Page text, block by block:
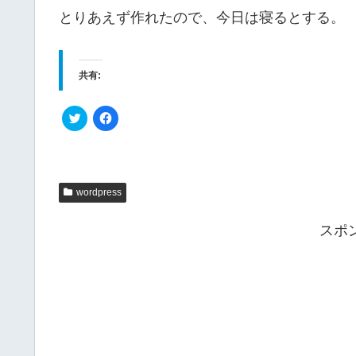
とりあえず作れたので、今日は寝るとする。
共有:
ク
リ
w
i
t
F
a
k
で
共
wordpress
スポ